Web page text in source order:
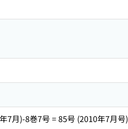
7月)-8巻7号 = 85号 (2010年7月号)